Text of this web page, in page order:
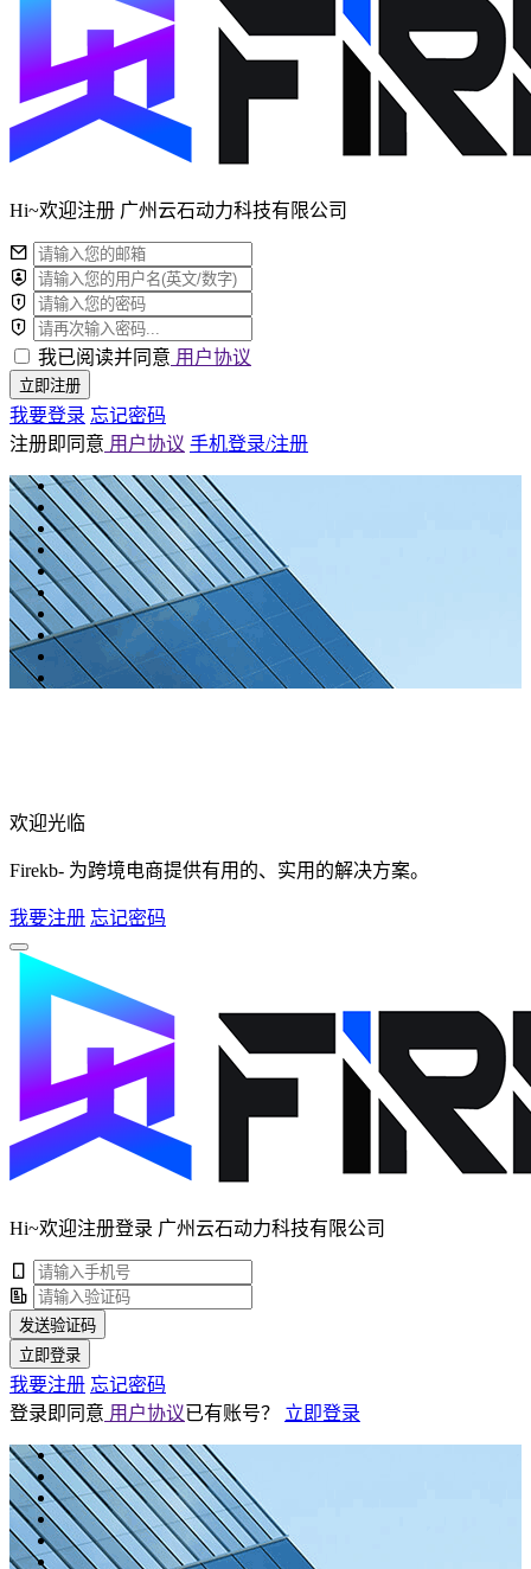
Hi~欢迎注册 广州云石动力科技有限公司
我已阅读并同意 用户协议
立即注册
我要登录 忘记密码
注册即同意 用户协议 手机登录/注册
欢迎光临
Firekb- 为跨境电商提供有用的、实用的解决方案。
我要注册 忘记密码
Hi~欢迎注册登录 广州云石动力科技有限公司
发送验证码
立即登录
我要注册 忘记密码
登录即同意 用户协议已有账号？ 立即登录